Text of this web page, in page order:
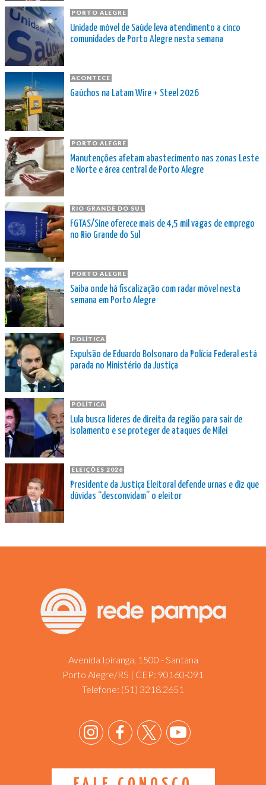
PORTO ALEGRE
Unidade móvel de Saúde leva atendimento a cinco
comunidades de Porto Alegre nesta semana
ACONTECE
Gaúchos na Latam Wire + Steel 2026
PORTO ALEGRE
Manutenções afetam abastecimento nas zonas Leste
e Norte e área central de Porto Alegre
RIO GRANDE DO SUL
FGTAS/Sine oferece mais de 4,5 mil vagas de emprego
no Rio Grande do Sul
PORTO ALEGRE
Saiba onde há fiscalização com radar móvel nesta
semana em Porto Alegre
POLÍTICA
Expulsão de Eduardo Bolsonaro da Polícia Federal está
parada no Ministério da Justiça
POLÍTICA
Lula busca líderes de direita da região para sair de
isolamento e se proteger de ataques de Milei
ELEIÇÕES 2026
Presidente da Justiça Eleitoral defende urnas e diz que
dúvidas “desconvidam” o eleitor
Avenida Ipiranga, 1500 - Santana
Porto Alegre/RS | CEP: 90160-091
Telefone: (51) 3218.2651